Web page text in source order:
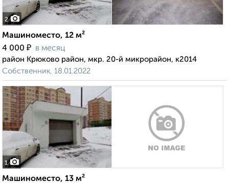
2
Машиноместо, 12 м²
4 000 ₽ в месяц
район Крюково район, мкр. 20-й микрорайон, к2014
Собственник, 18.01.2022
1
Машиноместо, 13 м²